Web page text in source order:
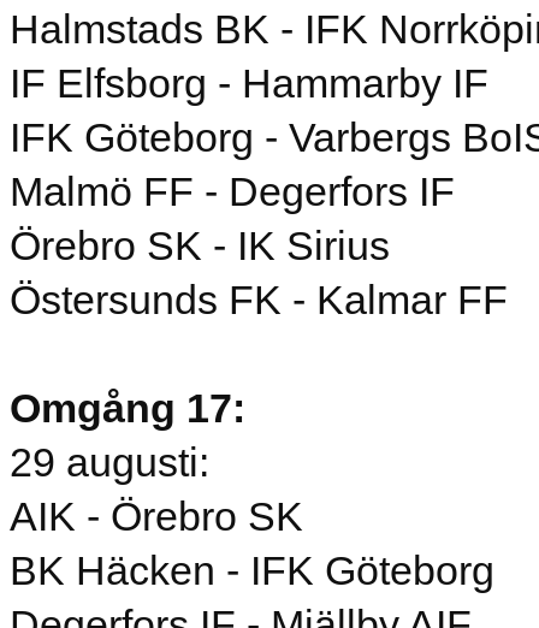
Halmstads BK - IFK
IF Elfsborg - Hammarby IF
IFK Göteborg - Varbergs
Malmö FF - Degerfors IF
Örebro SK - IK Sirius
Östersunds FK - Kalmar FF
Omgång 17:
29 augusti:
AIK - Örebro SK
BK Häcken - IFK Göteborg